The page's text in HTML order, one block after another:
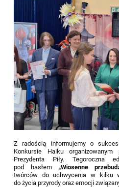
Z radością informujemy o
Konkursie Haiku organizowanym
Prezydenta Piły. Tegoroczna
pod hasłem „Wiosenne
twórców do uchwycenia w kilku
do życia przyrody oraz emocji